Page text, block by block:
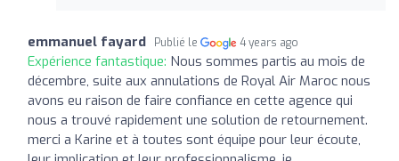
emmanuel fayard Publié le 4 years ago
Expérience fantastique: Nous sommes partis au mois de
décembre, suite aux annulations de Royal Air Maroc nous
avons eu raison de faire confiance en cette agence qui
nous a trouvé rapidement une solution de retournement.
merci a Karine et à toutes sont équipe pour leur écoute,